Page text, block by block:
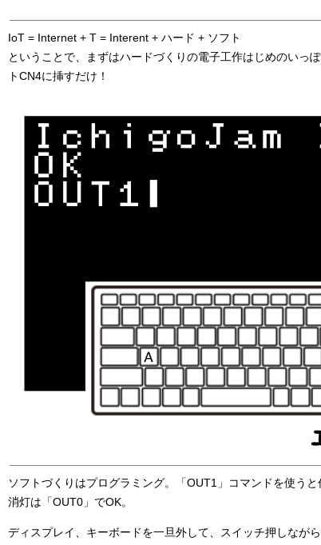
IoT = Internet + T = Interent + ハード + ソフト
ということで、まずはハードづくりの電子工作はじめのいっ
トCN4に挿すだけ！
ソフトづくりはプログラミング。「OUT1」コマンドを使うと
消灯は「OUT0」でOK。
ディスプレイ、キーボードを一旦外して、スイッチ押しなが